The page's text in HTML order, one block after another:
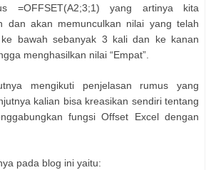
=OFFSET(A2;3;1) yang artinya kita
dan akan memunculkan nilai yang telah
bawah sebanyak 3 kali dan ke kanan
menghasilkan nilai “Empat”.
mengikuti penjelasan rumus yang
kalian bisa kreasikan sendiri tentang
fungsi Offset Excel dengan
pada blog ini yaitu: